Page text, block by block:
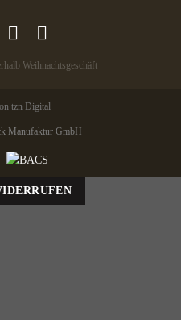
Weihnachtsgeschäft
Manufaktur GmbH
tzn Digital